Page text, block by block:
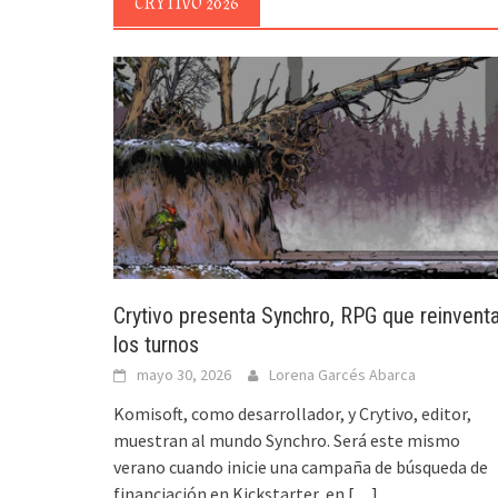
Crytivo presenta Synchro, RPG que
los turnos
mayo 30, 2026 Lorena Garcés Abarca
Komisoft, como desarrollador, y Crytivo, editor,
muestran al mundo Synchro. Será este mismo
verano cuando inicie una campaña de búsqueda de